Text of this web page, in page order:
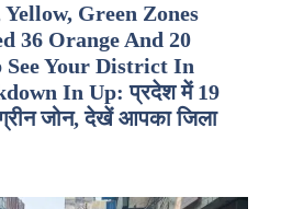
Green Zones
36 Orange And 20
See Your District In
In Up: प्रदेश में 19
जोन, देखें आपका जिला